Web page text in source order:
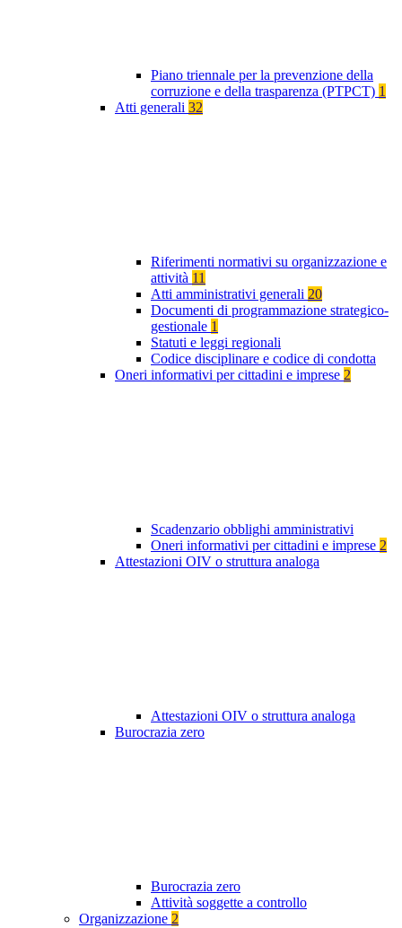
Piano triennale per la prevenzione della
corruzione e della trasparenza (PTPCT) 1
Atti generali 32
Riferimenti normativi su organizzazione e
attività 11
Atti amministrativi generali 20
Documenti di programmazione strategico-
gestionale 1
Statuti e leggi regionali
Codice disciplinare e codice di condotta
Oneri informativi per cittadini e imprese 2
Scadenzario obblighi amministrativi
Oneri informativi per cittadini e imprese 2
Attestazioni OIV o struttura analoga
Attestazioni OIV o struttura analoga
Burocrazia zero
Burocrazia zero
Attività soggette a controllo
Organizzazione 2